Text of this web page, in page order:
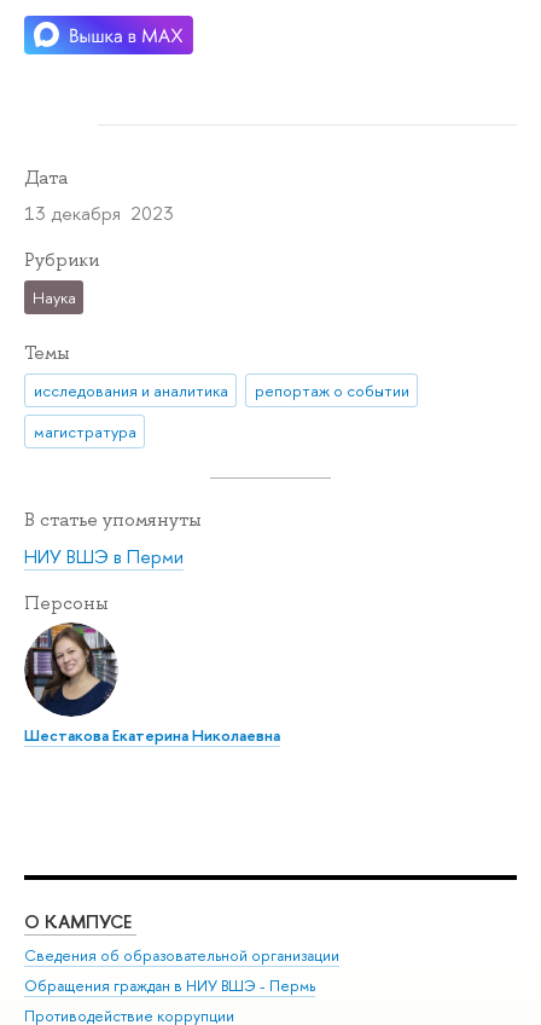
Дата
13 декабря 2023
Рубрики
Наука
Темы
исследования и аналитика
репортаж о событии
магистратура
В статье упомянуты
НИУ ВШЭ в Перми
Персоны
Шестакова Екатерина Николаевна
О КАМПУСЕ
Сведения об образовательной организации
Обращения граждан в НИУ ВШЭ - Пермь
Противодействие коррупции